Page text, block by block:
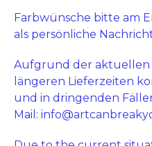
Farbwünsche bitte am
als persönliche
Aufgrund der aktuellen
längeren Lieferzeiten
und in dringenden
Mail: